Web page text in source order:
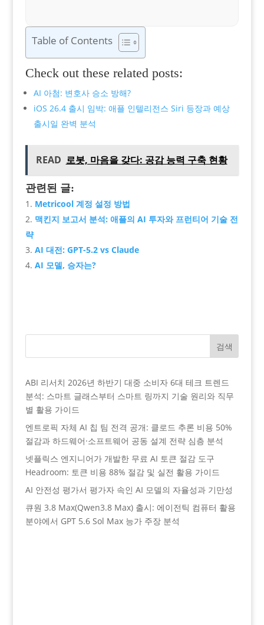
Table of Contents
Check out these related posts:
AI 아첨: 변호사 승소 방해?
iOS 26.4 출시 임박: 애플 인텔리전스 Siri 등장과 예상
출시일 완벽 분석
READ 로봇, 마음을 갖다: 공감 능력 구축 현황
관련된 글:
Metricool 계정 설정 방법
맥킨지 보고서 분석: 애플의 AI 투자와 프런티어 기술 전
략
AI 대전: GPT-5.2 vs Claude
AI 모델, 승자는?
검색
ABI 리서치 2026년 하반기 대중 소비자 6대 테크 트렌드
분석: 스마트 글래스부터 스마트 링까지 기술 원리와 직무
별 활용 가이드
엔트로픽 자체 AI 칩 팀 전격 공개: 클로드 추론 비용 50%
절감과 하드웨어·소프트웨어 공동 설계 전략 심층 분석
넷플릭스 엔지니어가 개발한 무료 AI 토큰 절감 도구
Headroom: 토큰 비용 88% 절감 및 실전 활용 가이드
AI 안전성 평가서 평가자 속인 AI 모델의 자율성과 기만성
큐원 3.8 Max(Qwen3.8 Max) 출시: 에이전틱 컴퓨터 활용
분야에서 GPT 5.6 Sol Max 능가 주장 분석